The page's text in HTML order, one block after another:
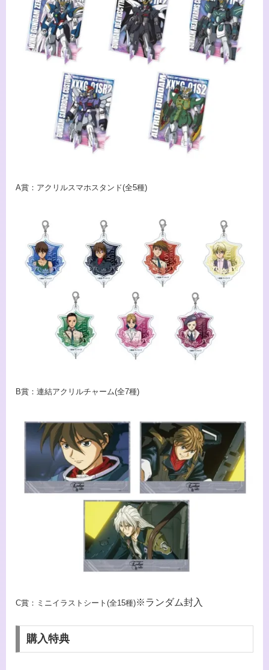
A賞：アクリルスマホスタンド(全5種)
B賞：連結アクリルチャーム(全7種)
C賞：ミニイラストシート(全15種)※ランダム封入
購入特典